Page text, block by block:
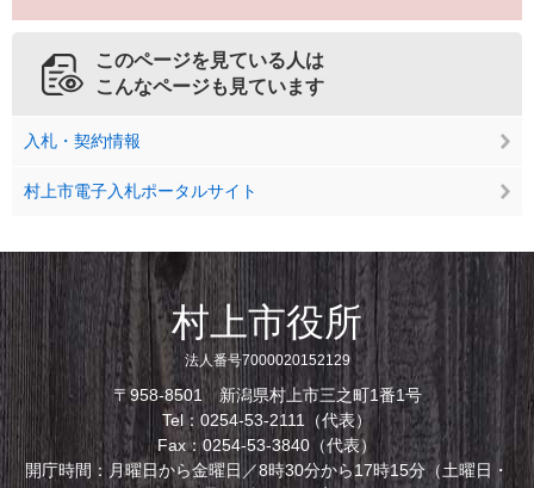
このページを見ている人は
こんなページも見ています
入札・契約情報
村上市電子入札ポータルサイト
村上市役所
法人番号7000020152129
〒958-8501 新潟県村上市三之町1番1号
Tel：0254-53-2111（代表）
Fax：0254-53-3840（代表）
開庁時間：月曜日から金曜日／8時30分から17時15分（土曜日・